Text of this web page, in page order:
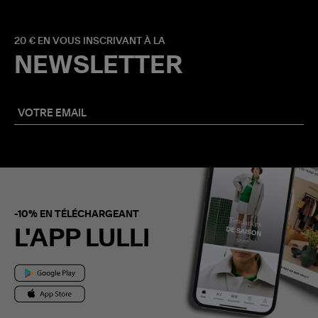
20 € EN VOUS INSCRIVANT À LA
NEWSLETTER
-10% EN TÉLÉCHARGEANT
L'APP LULLI